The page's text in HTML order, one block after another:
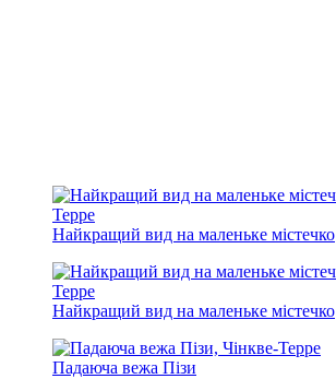
Найкращий вид на маленьке містечко
Найкращий вид на маленьке містечко
Падаюча вежа Пізи